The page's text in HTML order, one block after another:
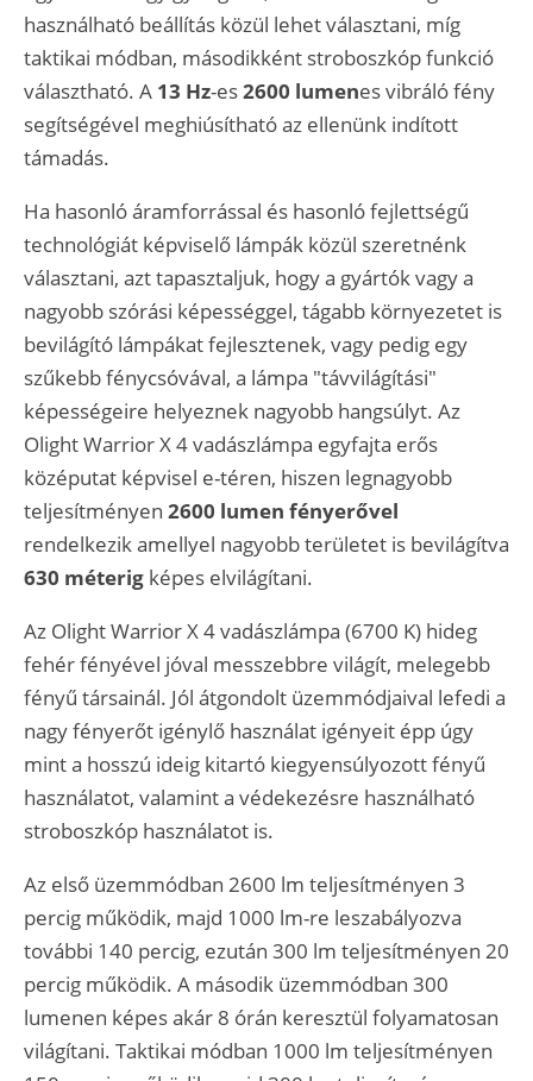
használható beállítás közül lehet választani, míg
taktikai módban, másodikként stroboszkóp funkció
választható. A 13 Hz-es2600 lumenes vibráló fény
segítségével meghiúsítható az ellenünk indított
támadás.
Ha hasonló áramforrással és hasonló fejlettségű
technológiát képviselő lámpák közül szeretnénk
választani, azt tapasztaljuk, hogy a gyártók vagy a
nagyobb szórási képességgel, tágabb környezetet is
bevilágító lámpákat fejlesztenek, vagy pedig egy
szűkebb fénycsóvával, a lámpa "távvilágítási"
képességeire helyeznek nagyobb hangsúlyt. Az
Olight Warrior X 4 vadászlámpa egyfajta erős
középutat képvisel e-téren, hiszen legnagyobb
teljesítményen 2600 lumen fényerővel
rendelkezik amellyel nagyobb területet is bevilágítva
630 méterig képes elvilágítani.
Az Olight Warrior X 4 vadászlámpa (6700 K) hideg
fehér fényével jóval messzebbre világít, melegebb
fényű társainál. Jól átgondolt üzemmódjaival lefedi a
nagy fényerőt igénylő használat igényeit épp úgy
mint a hosszú ideig kitartó kiegyensúlyozott fényű
használatot, valamint a védekezésre használható
stroboszkóp használatot is.
Az első üzemmódban 2600 lm teljesítményen 3
percig működik, majd 1000 lm-re leszabályozva
további 140 percig, ezután 300 lm teljesítményen 20
percig működik. A második üzemmódban 300
lumenen képes akár 8 órán keresztül folyamatosan
világítani. Taktikai módban 1000 lm teljesítményen